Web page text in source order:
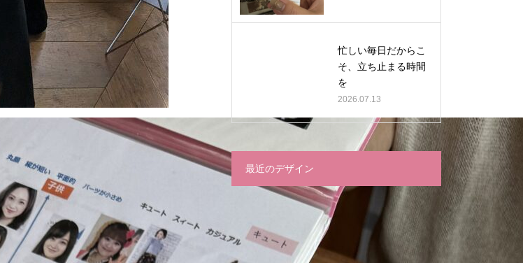
忙しい毎日だからこ
そ、立ち止まる時間
を
2026.07.13
最近のデザイン